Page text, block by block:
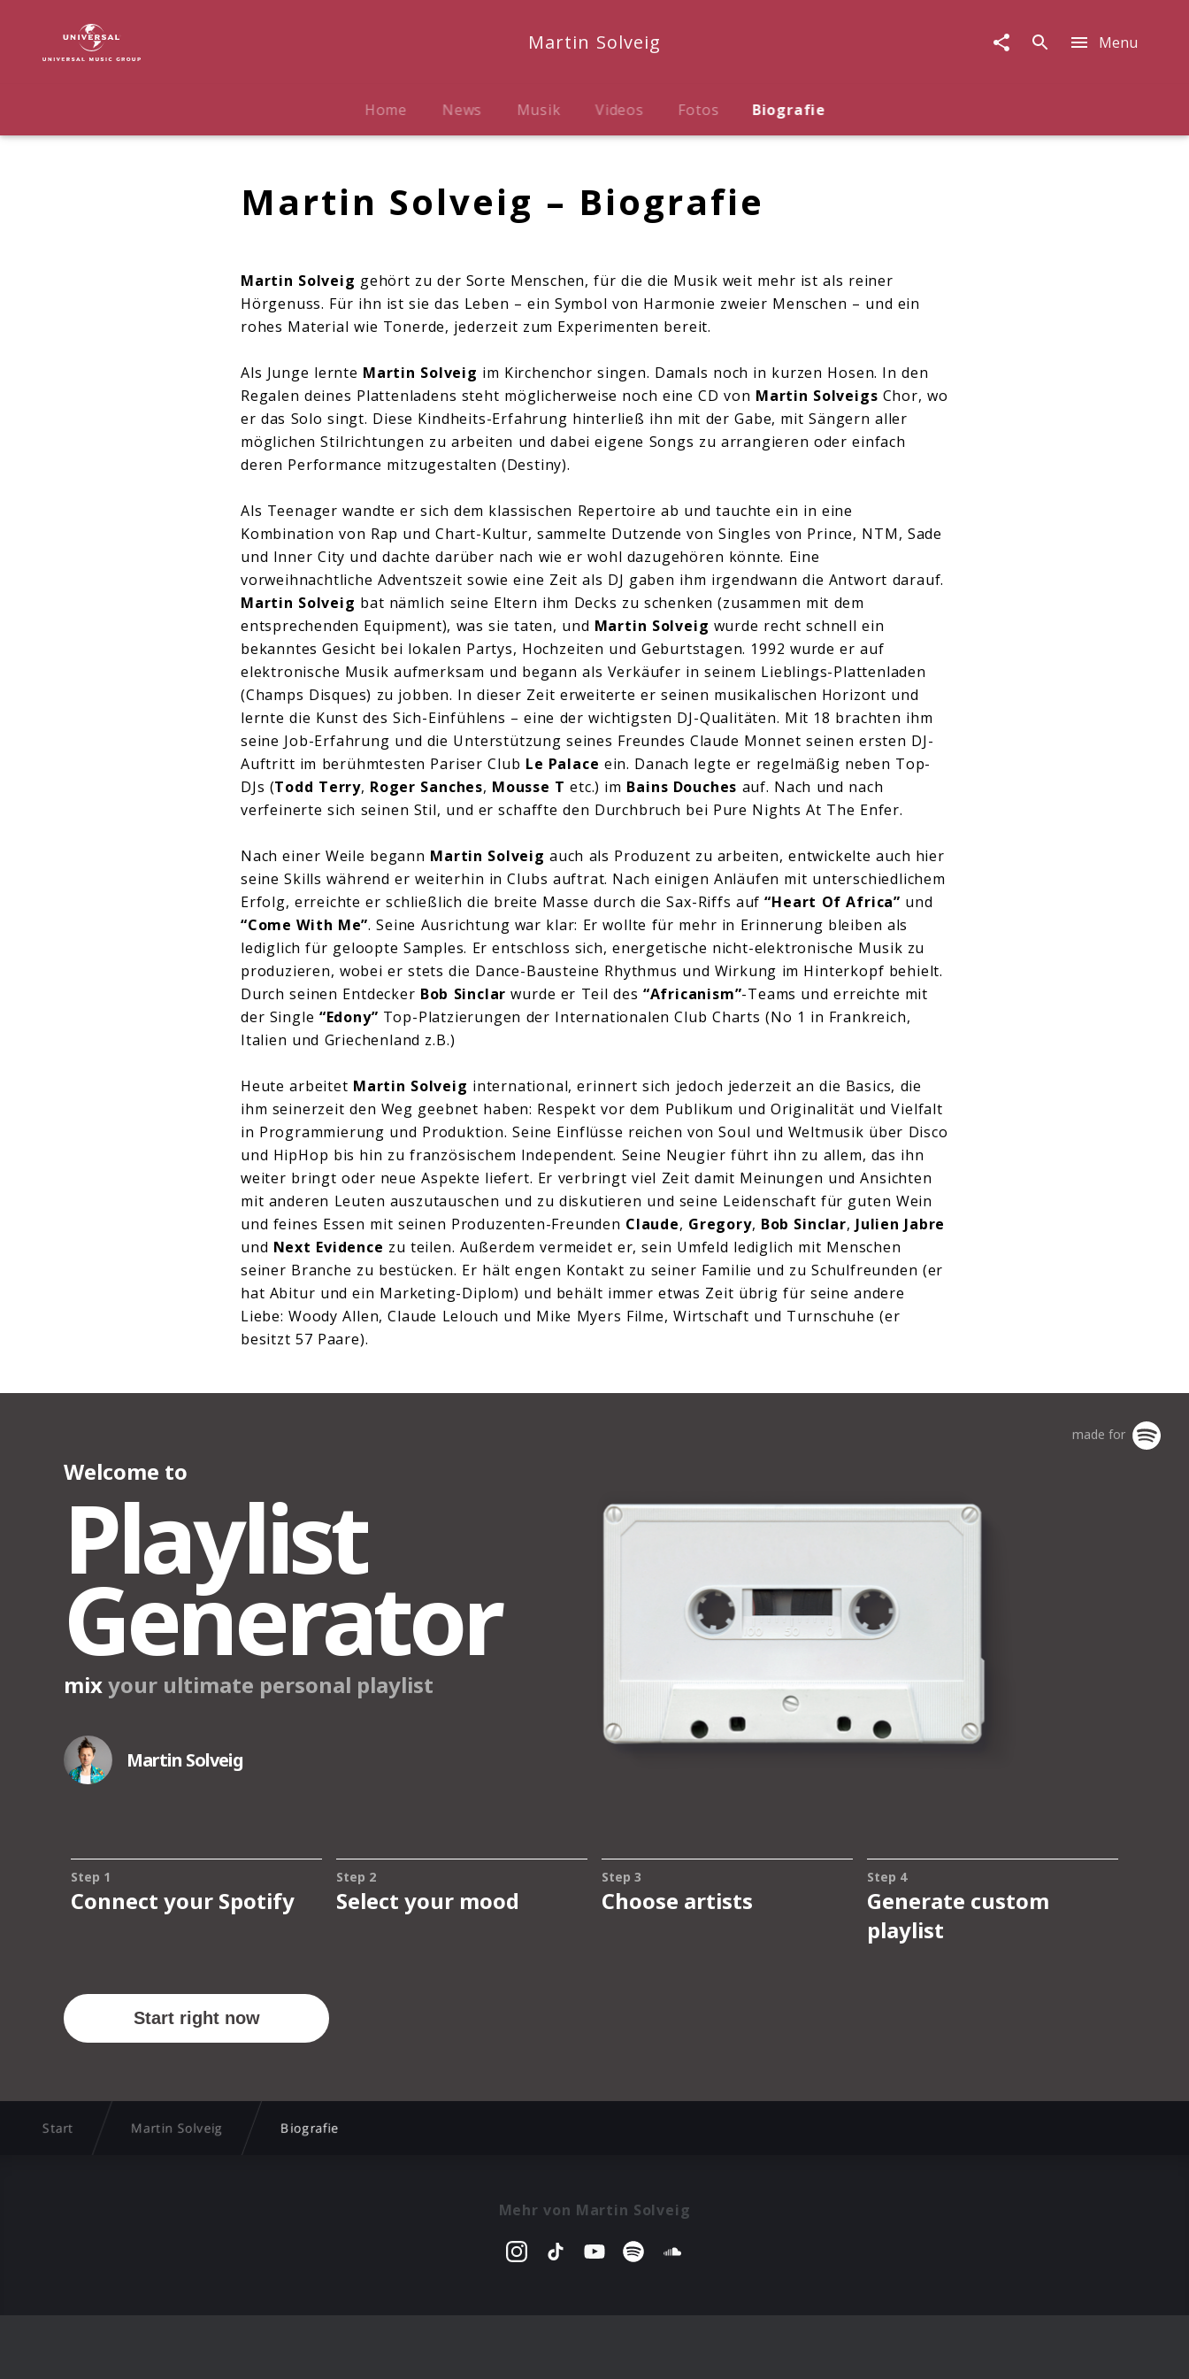
Martin Solveig Menu
Home News Musik Videos Fotos Biografie
Martin Solveig – Biografie
Martin Solveig gehört zu der Sorte Menschen, für die die Musik weit mehr ist als reiner
Hörgenuss. Für ihn ist sie das Leben – ein Symbol von Harmonie zweier Menschen – und ein
rohes Material wie Tonerde, jederzeit zum Experimenten bereit.
Als Junge lernte Martin Solveig im Kirchenchor singen. Damals noch in kurzen Hosen. In den
Regalen deines Plattenladens steht möglicherweise noch eine CD von Martin Solveigs Chor, wo
er das Solo singt. Diese Kindheits-Erfahrung hinterließ ihn mit der Gabe, mit Sängern aller
möglichen Stilrichtungen zu arbeiten und dabei eigene Songs zu arrangieren oder einfach
deren Performance mitzugestalten (Destiny).
Als Teenager wandte er sich dem klassischen Repertoire ab und tauchte ein in eine
Kombination von Rap und Chart-Kultur, sammelte Dutzende von Singles von Prince, NTM, Sade
und Inner City und dachte darüber nach wie er wohl dazugehören könnte. Eine
vorweihnachtliche Adventszeit sowie eine Zeit als DJ gaben ihm irgendwann die Antwort darauf.
Martin Solveig bat nämlich seine Eltern ihm Decks zu schenken (zusammen mit dem
entsprechenden Equipment), was sie taten, und Martin Solveig wurde recht schnell ein
bekanntes Gesicht bei lokalen Partys, Hochzeiten und Geburtstagen. 1992 wurde er auf
elektronische Musik aufmerksam und begann als Verkäufer in seinem Lieblings-Plattenladen
(Champs Disques) zu jobben. In dieser Zeit erweiterte er seinen musikalischen Horizont und
lernte die Kunst des Sich-Einfühlens – eine der wichtigsten DJ-Qualitäten. Mit 18 brachten ihm
seine Job-Erfahrung und die Unterstützung seines Freundes Claude Monnet seinen ersten DJ-
Auftritt im berühmtesten Pariser Club Le Palace ein. Danach legte er regelmäßig neben Top-
DJs (Todd Terry, Roger Sanches, Mousse T etc.) im Bains Douches auf. Nach und nach
verfeinerte sich seinen Stil, und er schaffte den Durchbruch bei Pure Nights At The Enfer.
Nach einer Weile begann Martin Solveig auch als Produzent zu arbeiten, entwickelte auch hier
seine Skills während er weiterhin in Clubs auftrat. Nach einigen Anläufen mit unterschiedlichem
Erfolg, erreichte er schließlich die breite Masse durch die Sax-Riffs auf“Heart Of Africa” und
“Come With Me”. Seine Ausrichtung war klar: Er wollte für mehr in Erinnerung bleiben als
lediglich für geloopte Samples. Er entschloss sich, energetische nicht-elektronische Musik zu
produzieren, wobei er stets die Dance-Bausteine Rhythmus und Wirkung im Hinterkopf behielt.
Durch seinen Entdecker Bob Sinclar wurde er Teil des “Africanism”-Teams und erreichte mit
der Single “Edony” Top-Platzierungen der Internationalen Club Charts (No 1 in Frankreich,
Italien und Griechenland z.B.)
Heute arbeitet Martin Solveig international, erinnert sich jedoch jederzeit an die Basics, die
ihm seinerzeit den Weg geebnet haben: Respekt vor dem Publikum und Originalität und Vielfalt
in Programmierung und Produktion. Seine Einflüsse reichen von Soul und Weltmusik über Disco
und HipHop bis hin zu französischem Independent. Seine Neugier führt ihn zu allem, das ihn
weiter bringt oder neue Aspekte liefert. Er verbringt viel Zeit damit Meinungen und Ansichten
mit anderen Leuten auszutauschen und zu diskutieren und seine Leidenschaft für guten Wein
und feines Essen mit seinen Produzenten-Freunden Claude, Gregory, Bob Sinclar, Julien Jabre
und Next Evidence zu teilen. Außerdem vermeidet er, sein Umfeld lediglich mit Menschen
seiner Branche zu bestücken. Er hält engen Kontakt zu seiner Familie und zu Schulfreunden (er
hat Abitur und ein Marketing-Diplom) und behält immer etwas Zeit übrig für seine andere
Liebe: Woody Allen, Claude Lelouch und Mike Myers Filme, Wirtschaft und Turnschuhe (er
besitzt 57 Paare).
Start Martin Solveig Biografie
Mehr von Martin Solveig